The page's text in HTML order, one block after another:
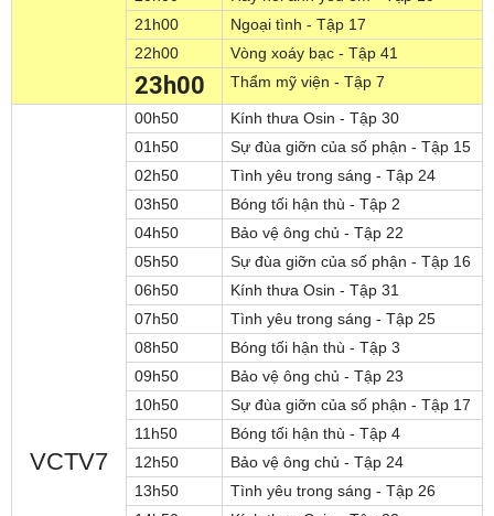
21h00
Ngoại tình - Tập 17
22h00
Vòng xoáy bạc - Tập 41
23h00 Thẩm mỹ viện - Tập 7
VCTV7
00h50
Kính thưa Osin - Tập 30
01h50
Sự đùa giỡn của số phận - Tập 15
02h50
Tình yêu trong sáng - Tập 24
03h50
Bóng tối hận thù - Tập 2
04h50
Bảo vệ ông chủ - Tập 22
05h50
Sự đùa giỡn của số phận - Tập 16
06h50
Kính thưa Osin - Tập 31
07h50
Tình yêu trong sáng - Tập 25
08h50
Bóng tối hận thù - Tập 3
09h50
Bảo vệ ông chủ - Tập 23
10h50
Sự đùa giỡn của số phận - Tập 17
11h50
Bóng tối hận thù - Tập 4
12h50
Bảo vệ ông chủ - Tập 24
13h50
Tình yêu trong sáng - Tập 26